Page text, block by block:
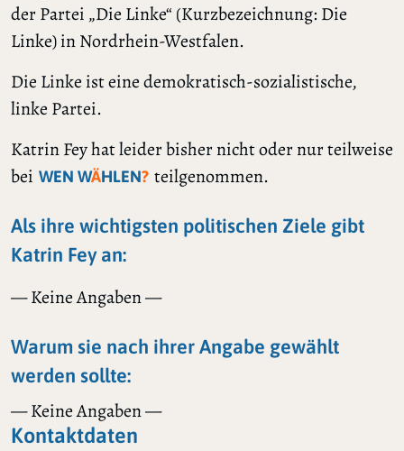
der Partei „Die Linke“ (Kurzbezeichnung: Die
Linke) in Nordrhein-Westfalen.
Die Linke ist eine demokratisch-sozialistische,
linke Partei.
Katrin Fey hat leider bisher nicht oder nur teilweise
bei WEN WÄHLEN? teilgenommen.
Als ihre wichtigsten politischen Ziele gibt
Katrin Fey an:
— Keine Angaben —
Warum sie nach ihrer Angabe gewählt
werden sollte:
— Keine Angaben —
Kontaktdaten